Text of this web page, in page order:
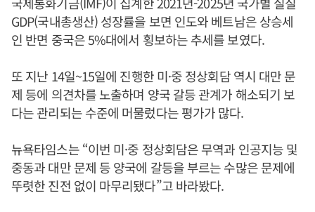
GDP(국내총생산) 성장률을 보면 인도와 베트남은 상승세
인 반면 중국은 5%대에서 횡보하는 추세를 보였다.
또 지난 14일~15일에 진행한 미·중 정상회담 역시 대만 문
제 등에 의견차를 노출하며 양국 갈등 관계가 해소되기 보
다는 관리되는 수준에 머물렀다는 평가가 많다.
뉴욕타임스는 “이번 미·중 정상회담은 무역과 인공지능 및
중동과 대만 문제 등 양국에 갈등을 부르는 수많은 문제에
뚜렷한 진전 없이 마무리됐다”고 바라봤다.